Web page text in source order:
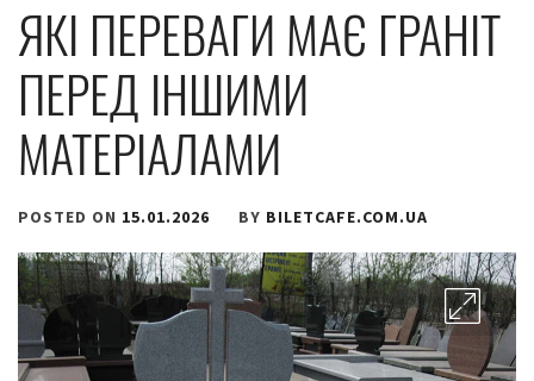
ЯКІ ПЕРЕВАГИ МАЄ ГРАНІТ
ПЕРЕД ІНШИМИ
МАТЕРІАЛАМИ
POSTED ON 15.01.2026 BY BILETCAFE.COM.UA